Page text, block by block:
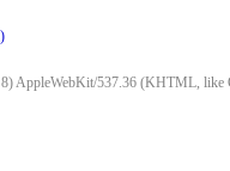
AppleWebKit/537.36 (KHTML, like